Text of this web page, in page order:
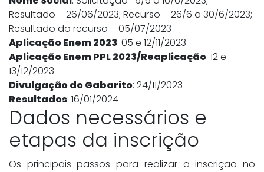
Resultado – 26/06/2023; Recurso – 26/6 a 30/6/2023;
Resultado do recurso – 05/07/2023
Aplicação Enem 2023: 05 e 12/11/2023
Aplicação Enem PPL 2023/Reaplicação: 12 e
13/12/2023
Divulgação do Gabarito: 24/11/2023
Resultados: 16/01/2024
Dados necessários e
etapas da inscrição
Os principais passos para realizar a inscrição no